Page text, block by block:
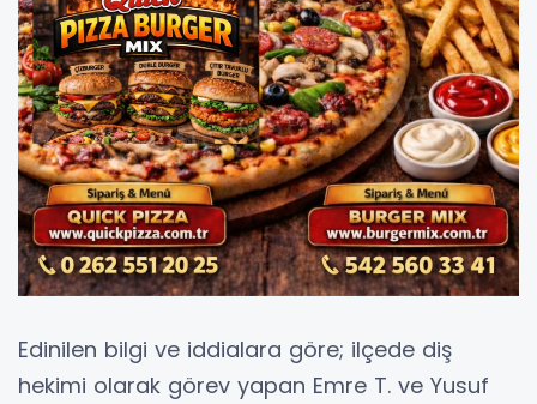
Edinilen bilgi ve iddialara göre; ilçede diş
hekimi olarak görev yapan Emre T. ve Yusuf